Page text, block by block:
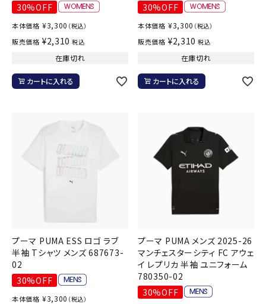
30%OFF
本体価格 ¥3,300 （税込）
販売価格 ¥2,310 税込
在庫切れ
カートに入れる
30%OFF
本体価格 ¥3,300 （税込）
販売価格 ¥2,310 税込
在庫切れ
カートに入れる
プーマ PUMA ESS ロゴ ラブ
半袖 Tシャツ メンズ 687673-
02
30%OFF
本体価格 ¥3,300 （税込）
プーマ PUMA メンズ 2025-26
マンチェスターシティ FC アウェ
イ レプリカ 半袖 ユニフォーム
780350-02
30%OFF